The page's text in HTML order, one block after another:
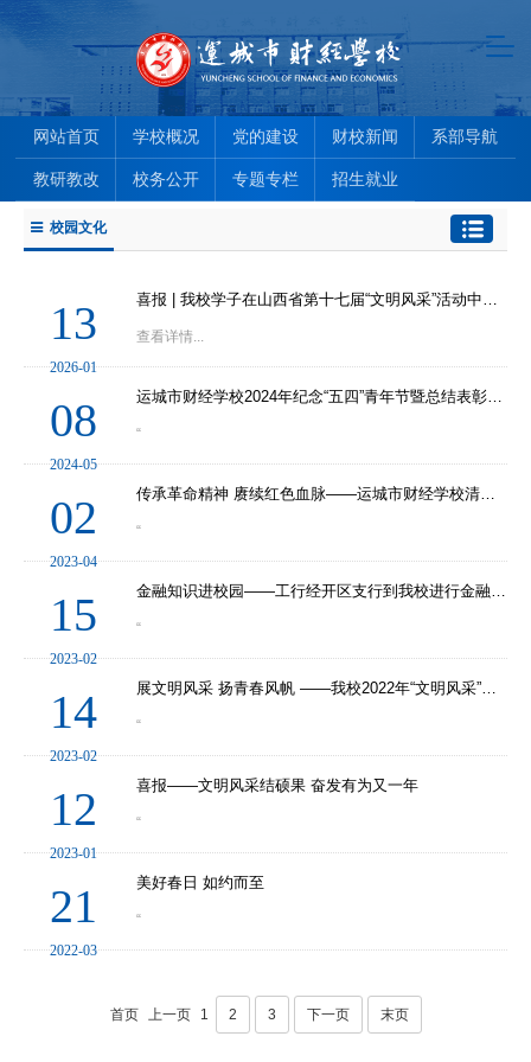
网站首页 学校概况 党的建设 财校新闻 系部导航
教研教改 校务公开 专题专栏 招生就业
校园文化
13
2026-01
喜报 | 我校学子在山西省第十七届“文明风采”活动中斩获佳绩
查看详情...
08
2024-05
运城市财经学校2024年纪念“五四”青年节暨总结表彰大会隆重举行
“
02
2023-04
传承革命精神 赓续红色血脉——运城市财经学校清明祭扫活动
“
15
2023-02
金融知识进校园——工行经开区支行到我校进行金融知识宣传
“
14
2023-02
展文明风采 扬青春风帆 ——我校2022年“文明风采”获奖作品展示
“
12
2023-01
喜报——文明风采结硕果 奋发有为又一年
“
21
2022-03
美好春日 如约而至
“
首页 上一页 1 2 3 下一页 末页